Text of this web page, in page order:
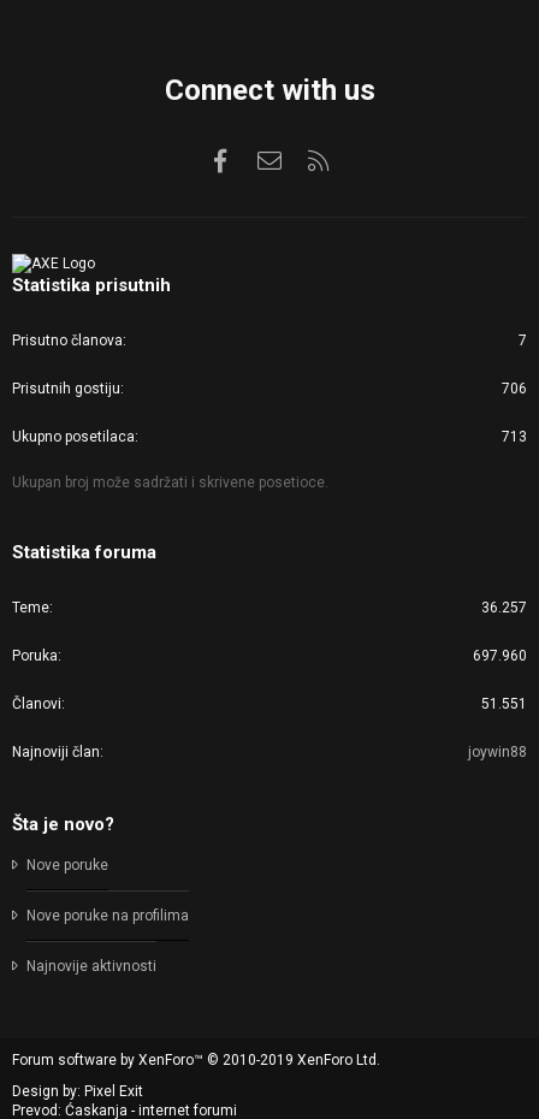
Connect with us
FacebookKontaktirajte nas
Statistika prisutnih
Prisutno članova 7
Prisutnih gostiju 706
Ukupno posetilaca 713
Ukupan broj može sadržati i skrivene posetioce.
Statistika foruma
Teme 36.257
Poruka 697.960
Članovi 51.551
Najnoviji član joywin88
Šta je novo?
Nove poruke
Nove poruke na profilima
Najnovije aktivnosti
Forum software by XenForo™ © 2010-2019 XenForo Ltd.
Design by: Pixel Exit
Prevod: Ćaskanja - internet forumi